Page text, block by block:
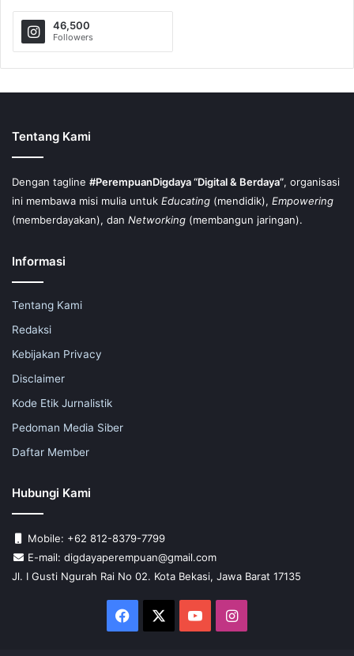
46,500
Followers
Tentang Kami
Dengan tagline #PerempuanDigdaya “Digital & Berdaya”, organisasi
ini membawa misi mulia untuk Educating (mendidik), Empowering
(memberdayakan), dan Networking (membangun jaringan).
Informasi
Tentang Kami
Redaksi
Kebijakan Privacy
Disclaimer
Kode Etik Jurnalistik
Pedoman Media Siber
Daftar Member
Hubungi Kami
Mobile: +62 812-8379-7799
E-mail: digdayaperempuan@gmail.com
Jl. I Gusti Ngurah Rai No 02. Kota Bekasi, Jawa Barat 17135
Facebook YouTubeInstagram